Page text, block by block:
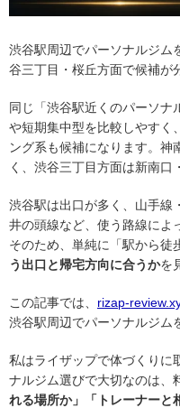
渋谷駅周辺でパーソナルジム
谷三丁目・桜丘方面で候補が
同じ「渋谷駅近くのパーソナ
や短期集中型を比較しやすく
ング系も候補になります。神
く、渋谷三丁目方面は新南口
渋谷駅は出口が多く、山手線
井の頭線など、使う路線によ
そのため、単純に「駅から徒
う出口と帰宅方向に合うかを
この記事では、 rizap-
渋谷駅周辺でパーソナルジム
私はライザップで体づくりに
ナルジム選びで大切なのは、
れる場所か」「トレーナーと